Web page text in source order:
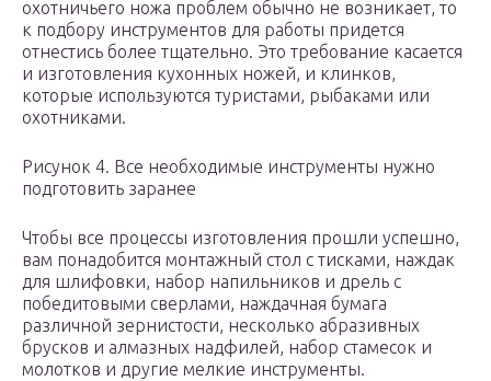
охотничьего ножа проблем обычно не возникает, то
к подбору инструментов для работы придется
отнестись более тщательно. Это требование касается
и изготовления кухонных ножей, и клинков,
которые используются туристами, рыбаками или
охотниками.
Рисунок 4. Все необходимые инструменты нужно
подготовить заранее
Чтобы все процессы изготовления прошли успешно,
вам понадобится монтажный стол с тисками, наждак
для шлифовки, набор напильников и дрель с
победитовыми сверлами, наждачная бумага
различной зернистости, несколько абразивных
брусков и алмазных надфилей, набор стамесок и
молотков и другие мелкие инструменты.